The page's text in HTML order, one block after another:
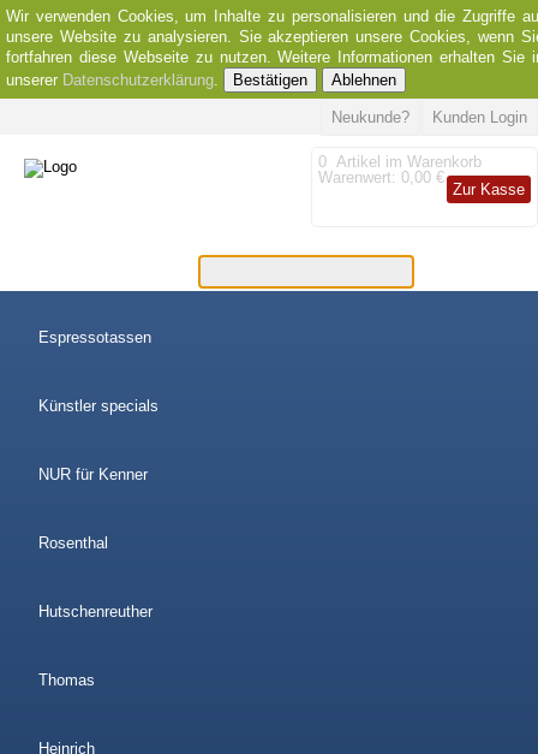
Wir verwenden Cookies, um Inhalte zu personalisieren und die Zugriffe
unsere Website zu analysieren. Sie akzeptieren unsere Cookies, wenn
fortfahren diese Webseite zu nutzen. Weitere Informationen erhalten Sie
unserer Datenschutzerklärung. Bestätigen Ablehnen
Kunden Login
Neukunde?
0 Artikel im Warenkorb
Warenwert: 0,00 €
Zur Kasse
Espressotassen
Künstler specials
NUR für Kenner
Rosenthal
Hutschenreuther
Thomas
Heinrich